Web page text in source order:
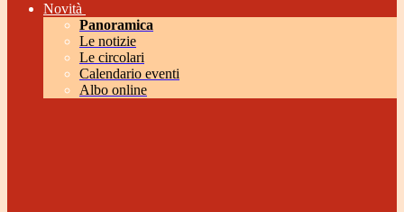
Novità
Panoramica
Le notizie
Le circolari
Calendario eventi
Albo online